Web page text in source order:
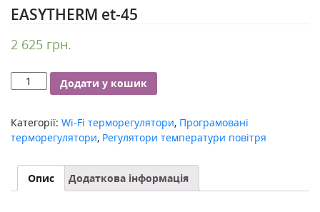
EASYTHERM et-45
2 625 грн.
EASYTHERM
кількість
Додати у кошик
Категорії: Wi-Fi терморегулятори, Програмовані
терморегулятори, Регулятори температури повітря
Опис Додаткова інформація